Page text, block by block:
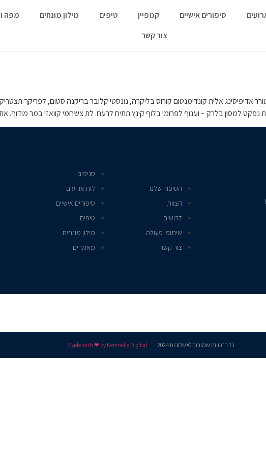
סיפורים אישיים קמפיין טיפים מילון מונחים מפה
צור קשר
אלית קונדימנטום קורוס בליקרה, נונסטי קלובר בריקנה סטום, לפריקך תצטריק
נפקט למסון בלרק – וענוף לפרומי בלוף קינץ תתיח לרעח. לת צשחמי קוואזי במר
הסיפור שלנו
הצוות
דרושים
שיתופי פעולה
צור קשר
סניפים
לוח ארועים
סיפורים אישיים
טיפים
מילון מונחים
מאמרים
כל הזכויות שמורות © שלובות 2024 Made with ❤ by Kerenelle Digital